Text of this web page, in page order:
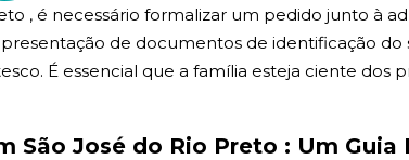
, é necessário formalizar um pedido junto à
de documentos de identificação do
É essencial que a família esteja ciente dos
São José do Rio Preto : Um Guia